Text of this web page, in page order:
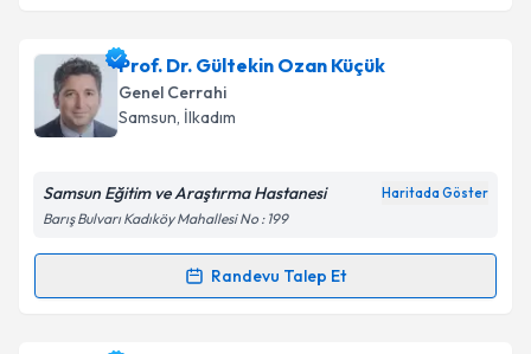
Prof. Dr. Gültekin Ozan Küçük
Genel Cerrahi
Samsun, İlkadım
Samsun Eğitim ve Araştırma Hastanesi Haritada Göster
Barış Bulvarı Kadıköy Mahallesi No : 199
Randevu Talep Et
Randevu Takvimi Talebi